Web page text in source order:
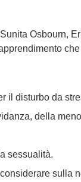
Osbourn,
il disturbo da
della
sessualità.
sulla